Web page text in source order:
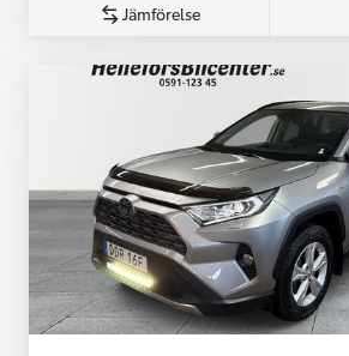
Jämförelse